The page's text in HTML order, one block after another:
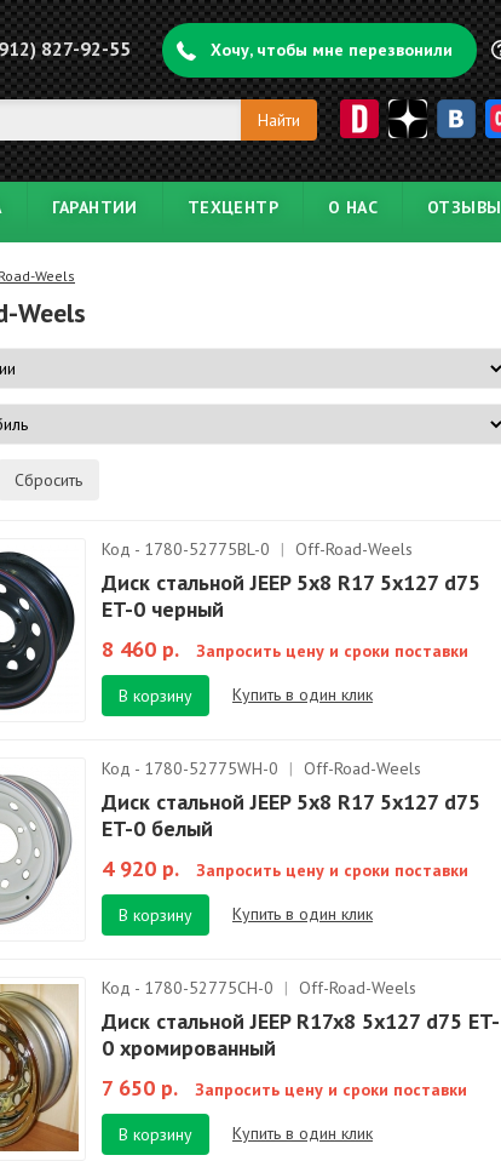
827-92-55 Хочу, чтобы мне перезвонили
ГАРАНТИИ ТЕХЦЕНТР О НАС ОТЗЫВЫ
Weels
Weels
Сбросить
Код - 1780-52775BL-0 | Off-Road-Weels
Диск стальной JEEP 5х8 R17 5х127 d75
ET-0 черный
8 460 р.
Запросить цену и сроки поставки
В корзину Купить в один клик
Код - 1780-52775WH-0 | Off-Road-Weels
Диск стальной JEEP 5х8 R17 5х127 d75
ET-0 белый
4 920 р.
Запросить цену и сроки поставки
В корзину Купить в один клик
Код - 1780-52775CH-0 | Off-Road-Weels
Диск стальной JEEP R17x8 5х127 d75 ET-
0 хромированный
7 650 р.
Запросить цену и сроки поставки
В корзину Купить в один клик